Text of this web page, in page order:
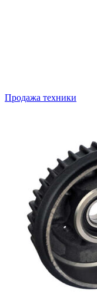
Продажа техники